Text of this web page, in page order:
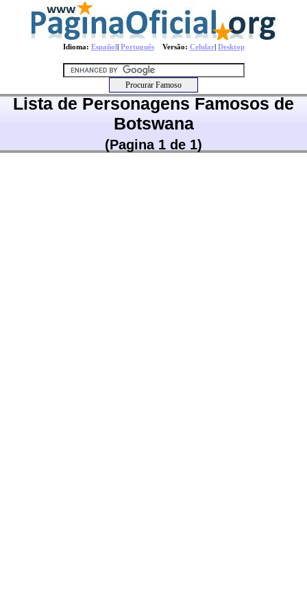
Idioma: Español| PortuguêsVersão: Celular| Desktop
Lista de Personagens Famosos de
Botswana
(Pagina 1 de 1)